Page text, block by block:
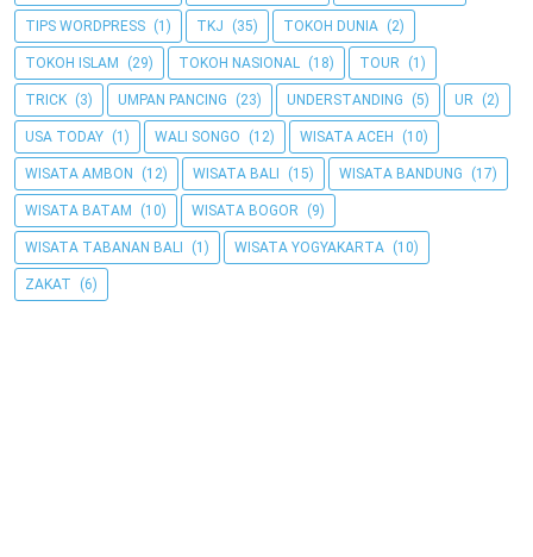
TIPS WORDPRESS (1) TKJ (35) TOKOH DUNIA (2)
TOKOH ISLAM (29) TOKOH NASIONAL (18) TOUR (1)
TRICK (3) UMPAN PANCING (23) UNDERSTANDING (5) UR (2)
USA TODAY (1) WALI SONGO (12) WISATA ACEH (10)
WISATA AMBON (12) WISATA BALI (15) WISATA BANDUNG (17)
WISATA BATAM (10) WISATA BOGOR (9)
WISATA TABANAN BALI (1) WISATA YOGYAKARTA (10)
ZAKAT (6)